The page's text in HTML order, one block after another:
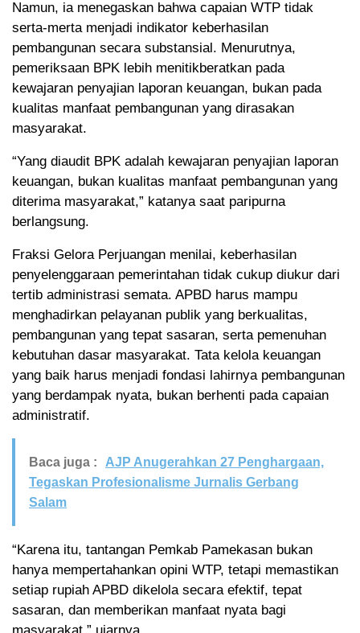
Namun, ia menegaskan bahwa capaian WTP tidak
serta-merta menjadi indikator keberhasilan
pembangunan secara substansial. Menurutnya,
pemeriksaan BPK lebih menitikberatkan pada
kewajaran penyajian laporan keuangan, bukan pada
kualitas manfaat pembangunan yang dirasakan
masyarakat.
“Yang diaudit BPK adalah kewajaran penyajian laporan
keuangan, bukan kualitas manfaat pembangunan yang
diterima masyarakat,” katanya saat paripurna
berlangsung.
Fraksi Gelora Perjuangan menilai, keberhasilan
penyelenggaraan pemerintahan tidak cukup diukur dari
tertib administrasi semata. APBD harus mampu
menghadirkan pelayanan publik yang berkualitas,
pembangunan yang tepat sasaran, serta pemenuhan
kebutuhan dasar masyarakat. Tata kelola keuangan
yang baik harus menjadi fondasi lahirnya pembangunan
yang berdampak nyata, bukan berhenti pada capaian
administratif.
Baca juga :
AJP Anugerahkan 27 Penghargaan,
Tegaskan Profesionalisme Jurnalis Gerbang
Salam
“Karena itu, tantangan Pemkab Pamekasan bukan
hanya mempertahankan opini WTP, tetapi memastikan
setiap rupiah APBD dikelola secara efektif, tepat
sasaran, dan memberikan manfaat nyata bagi